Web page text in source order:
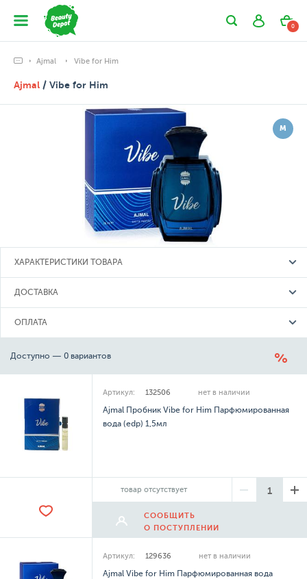
0
Ajmal Vibe for Him
Ajmal / Vibe for Him
М
ХАРАКТЕРИСТИКИ ТОВАРА
ДОСТАВКА
ОПЛАТА
Доступно — 0 вариантов
Артикул: 132506 нет в наличии
Ajmal Пробник Vibe for Him Парфюмированная
вода (edp) 1,5мл
товар отсутствует
СООБЩИТЬ
О ПОСТУПЛЕНИИ
Артикул: 129636 нет в наличии
Ajmal Vibe for Him Парфюмированная вода